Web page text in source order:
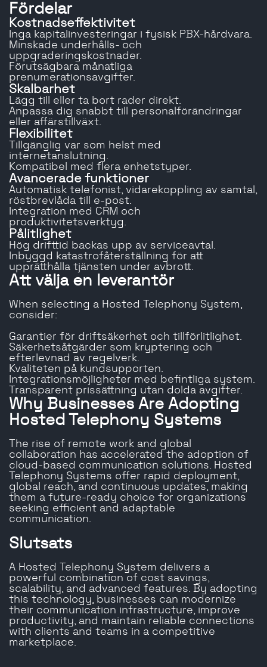
Fördelar
Kostnadseffektivitet
Inga kapitalinvesteringar i fysisk PBX-hårdvara.
Minskade underhålls- och
uppgraderingskostnader.
Förutsägbara månatliga
prenumerationsavgifter.
Skalbarhet
Lägg till eller ta bort rader direkt.
Anpassa dig snabbt till personalförändringar
eller affärstillväxt.
Flexibilitet
Tillgänglig var som helst med
internetanslutning.
Kompatibel med flera enhetstyper.
Avancerade funktioner
Automatisk telefonist, vidarekoppling av samtal,
röstbrevlåda till e-post.
Integration med CRM och
produktivitetsverktyg.
Pålitlighet
Hög drifttid backas upp av serviceavtal.
Inbyggd katastrofåterställning för att
upprätthålla tjänsten under avbrott.
Att välja en leverantör
When selecting a Hosted Telephony System,
consider:
Garantier för driftsäkerhet och tillförlitlighet.
Säkerhetsåtgärder som kryptering och
efterlevnad av regelverk.
Kvaliteten på kundsupporten.
Integrationsmöjligheter med befintliga system.
Transparent prissättning utan dolda avgifter.
Why Businesses Are Adopting
Hosted Telephony Systems
The rise of remote work and global
collaboration has accelerated the adoption of
cloud-based communication solutions. Hosted
Telephony Systems offer rapid deployment,
global reach, and continuous updates, making
them a future-ready choice for organizations
seeking efficient and adaptable
communication.
Slutsats
A Hosted Telephony System delivers a
powerful combination of cost savings,
scalability, and advanced features. By adopting
this technology, businesses can modernize
their communication infrastructure, improve
productivity, and maintain reliable connections
with clients and teams in a competitive
marketplace.